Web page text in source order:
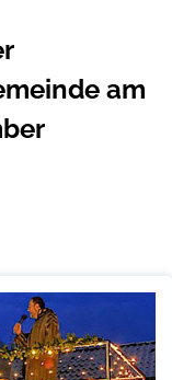
am